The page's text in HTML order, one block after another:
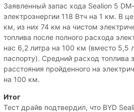
Заявленный запас хода Sealion 5
электроэнергии 118 Втч на 1 км. В
км, из них 74 км на чистом
топлива после полного расхода
нас 6,2 литра на 100 км (вместо 5,5
паспорту). Средний расход топлива
расстояния пройденного на
на 100 км.
Итог
Тест драйв подтвердил, что BYD